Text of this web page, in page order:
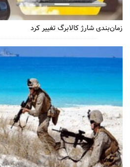
زمان‌بندی شارژ کالابرگ تغییر کرد